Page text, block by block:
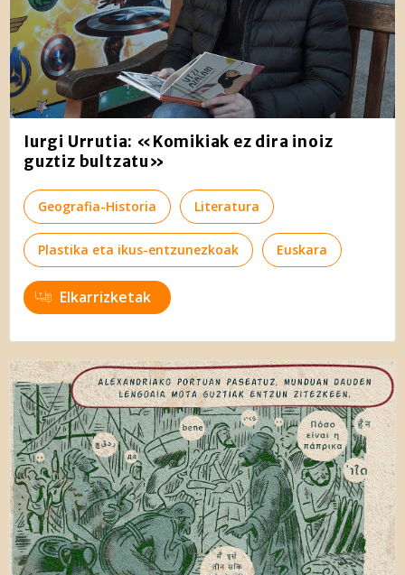
Iurgi Urrutia: «Komikiak ez dira inoiz
guztiz bultzatu»
Geografia-Historia Literatura
Plastika eta ikus-entzunezkoak Euskara
Elkarrizketak